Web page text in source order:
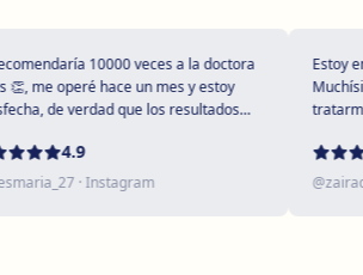
Cómo llegarVer clínica
Rambla President Francesc Macià, 10,
10000 veces a la doctora
me operé hace un mes y estoy
de verdad que los resultados
4.9
· Instagram
Estoy
tratarme
zairadlm